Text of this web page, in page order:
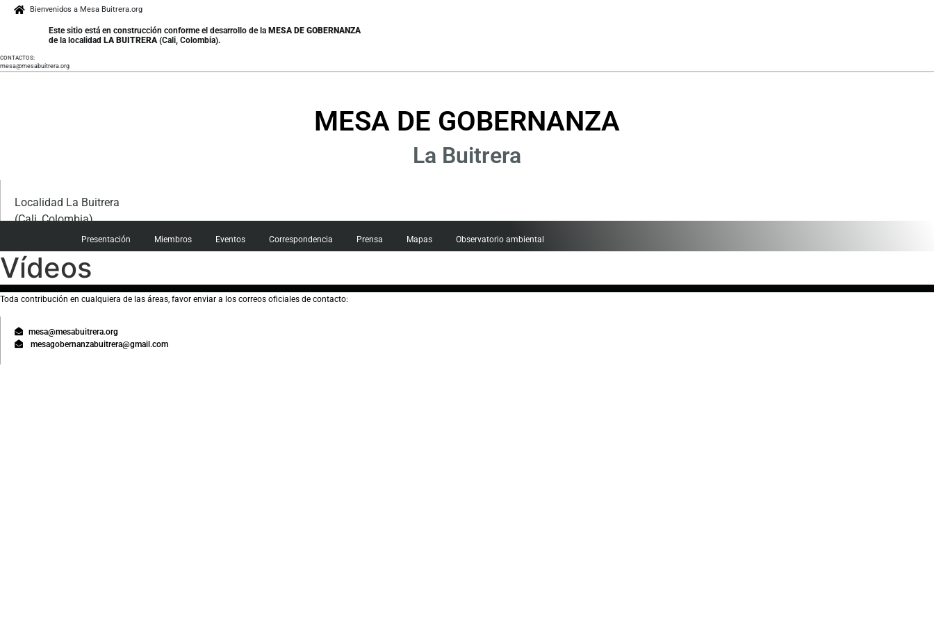
Saltar
contenido
Bienvenidos a Mesa Buitrera.org
Este sitio está en construcción conforme el desarrollo de la MESA DE GOBERNANZA
de la localidad LA BUITRERA (Cali, Colombia).
CONTACTOS:
mesa@mesabuitrera.org
MESA DE GOBERNANZA
La Buitrera
Localidad La Buitrera
(Cali, Colombia)
Presentación Miembros Eventos Correspondencia Prensa Mapas Observatorio ambiental
Vídeos
Toda contribución en cualquiera de las áreas, favor enviar a los correos oficiales de contacto:
mesa@mesabuitrera.org
mesagobernanzabuitrera@gmail.com